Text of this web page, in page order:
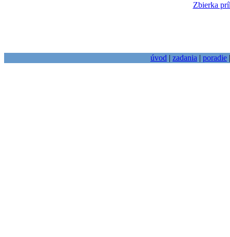
Zbierka
úvod | zadania | poradie